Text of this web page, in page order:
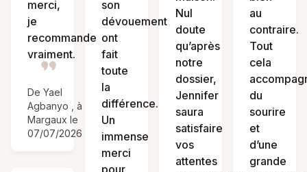
merci,
je
recommande
vraiment.
De Yael
Agbanyo , à
Margaux le
07/07/2026
son
dévouement
ont
fait
toute
la
différence.
Un
immense
merci
pour
Nul
doute
qu’après
notre
dossier,
Jennifer
saura
satisfaire
vos
attentes
au
contraire.
Tout
cela
du
sourire
et
d’une
grande